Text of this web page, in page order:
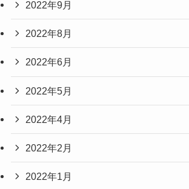
2022年9月
2022年8月
2022年6月
2022年5月
2022年4月
2022年2月
2022年1月